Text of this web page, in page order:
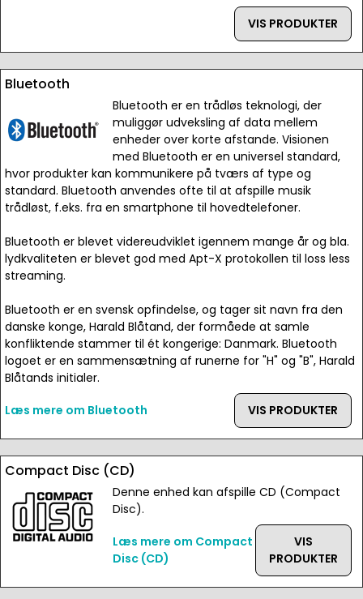
VIS PRODUKTER
Bluetooth
Bluetooth er en trådløs teknologi, der
muliggør udveksling af data mellem
enheder over korte afstande. Visionen
med Bluetooth er en universel standard,
hvor produkter kan kommunikere på tværs af type og
standard. Bluetooth anvendes ofte til at afspille musik
trådløst, f.eks. fra en smartphone til hovedtelefoner.
Bluetooth er blevet videreudviklet igennem mange år og bla.
lydkvaliteten er blevet god med Apt-X protokollen til loss less
streaming.
Bluetooth er en svensk opfindelse, og tager sit navn fra den
danske konge, Harald Blåtand, der formåede at samle
konfliktende stammer til ét kongerige: Danmark. Bluetooth
logoet er en sammensætning af runerne for "H" og "B", Harald
Blåtands initialer.
Læs mere om Bluetooth
VIS PRODUKTER
Compact Disc (CD)
Denne enhed kan afspille CD (Compact
Disc).
Læs mere om Compact
Disc (CD)
VIS
PRODUKTER